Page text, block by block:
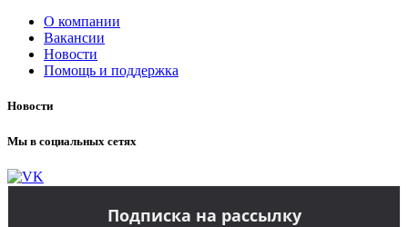
О компании
Вакансии
Новости
Помощь и поддержка
Новости
Мы в социальных сетях
Подписка на рассылку